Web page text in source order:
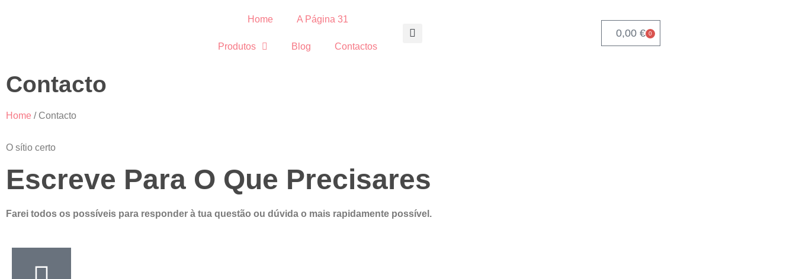
Home A Página 31
Produtos Blog Contactos
0,00 € 0
Contacto
Home / Contacto
O sítio certo
Escreve Para O Que Precisares
Farei todos os possíveis para responder à tua questão ou dúvida o mais rapidamente possível.